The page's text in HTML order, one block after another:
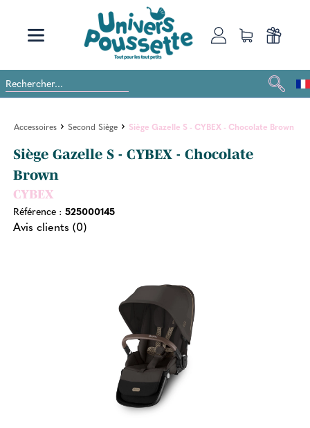
Accessoires Second Siège Siège Gazelle S - CYBEX - Chocolate Brown
Siège Gazelle S - CYBEX - Chocolate
Brown
CYBEX
Référence : 525000145
Avis clients (0)